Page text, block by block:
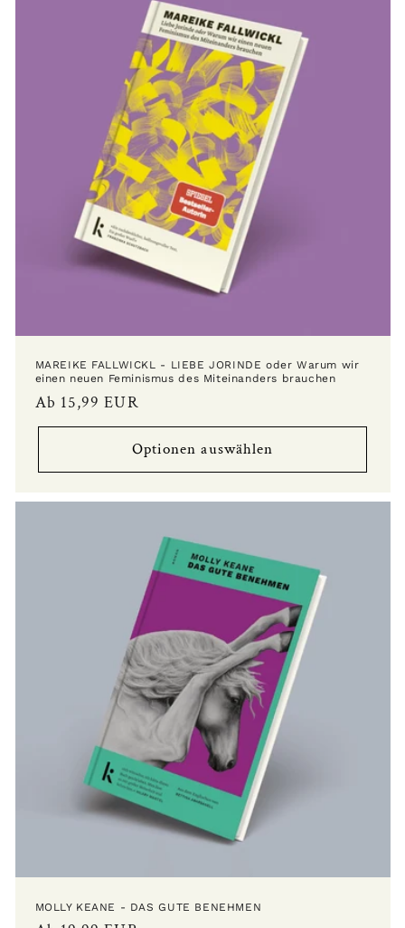
MAREIKE FALLWICKL - LIEBE JORINDE oder Warum wir
einen neuen Feminismus des Miteinanders brauchen
Normaler
Preis
Ab 15,99 EUR
Optionen auswählen
MOLLY KEANE - DAS GUTE BENEHMEN